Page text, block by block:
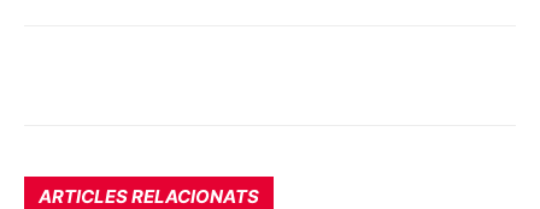
ARTICLES RELACIONATS